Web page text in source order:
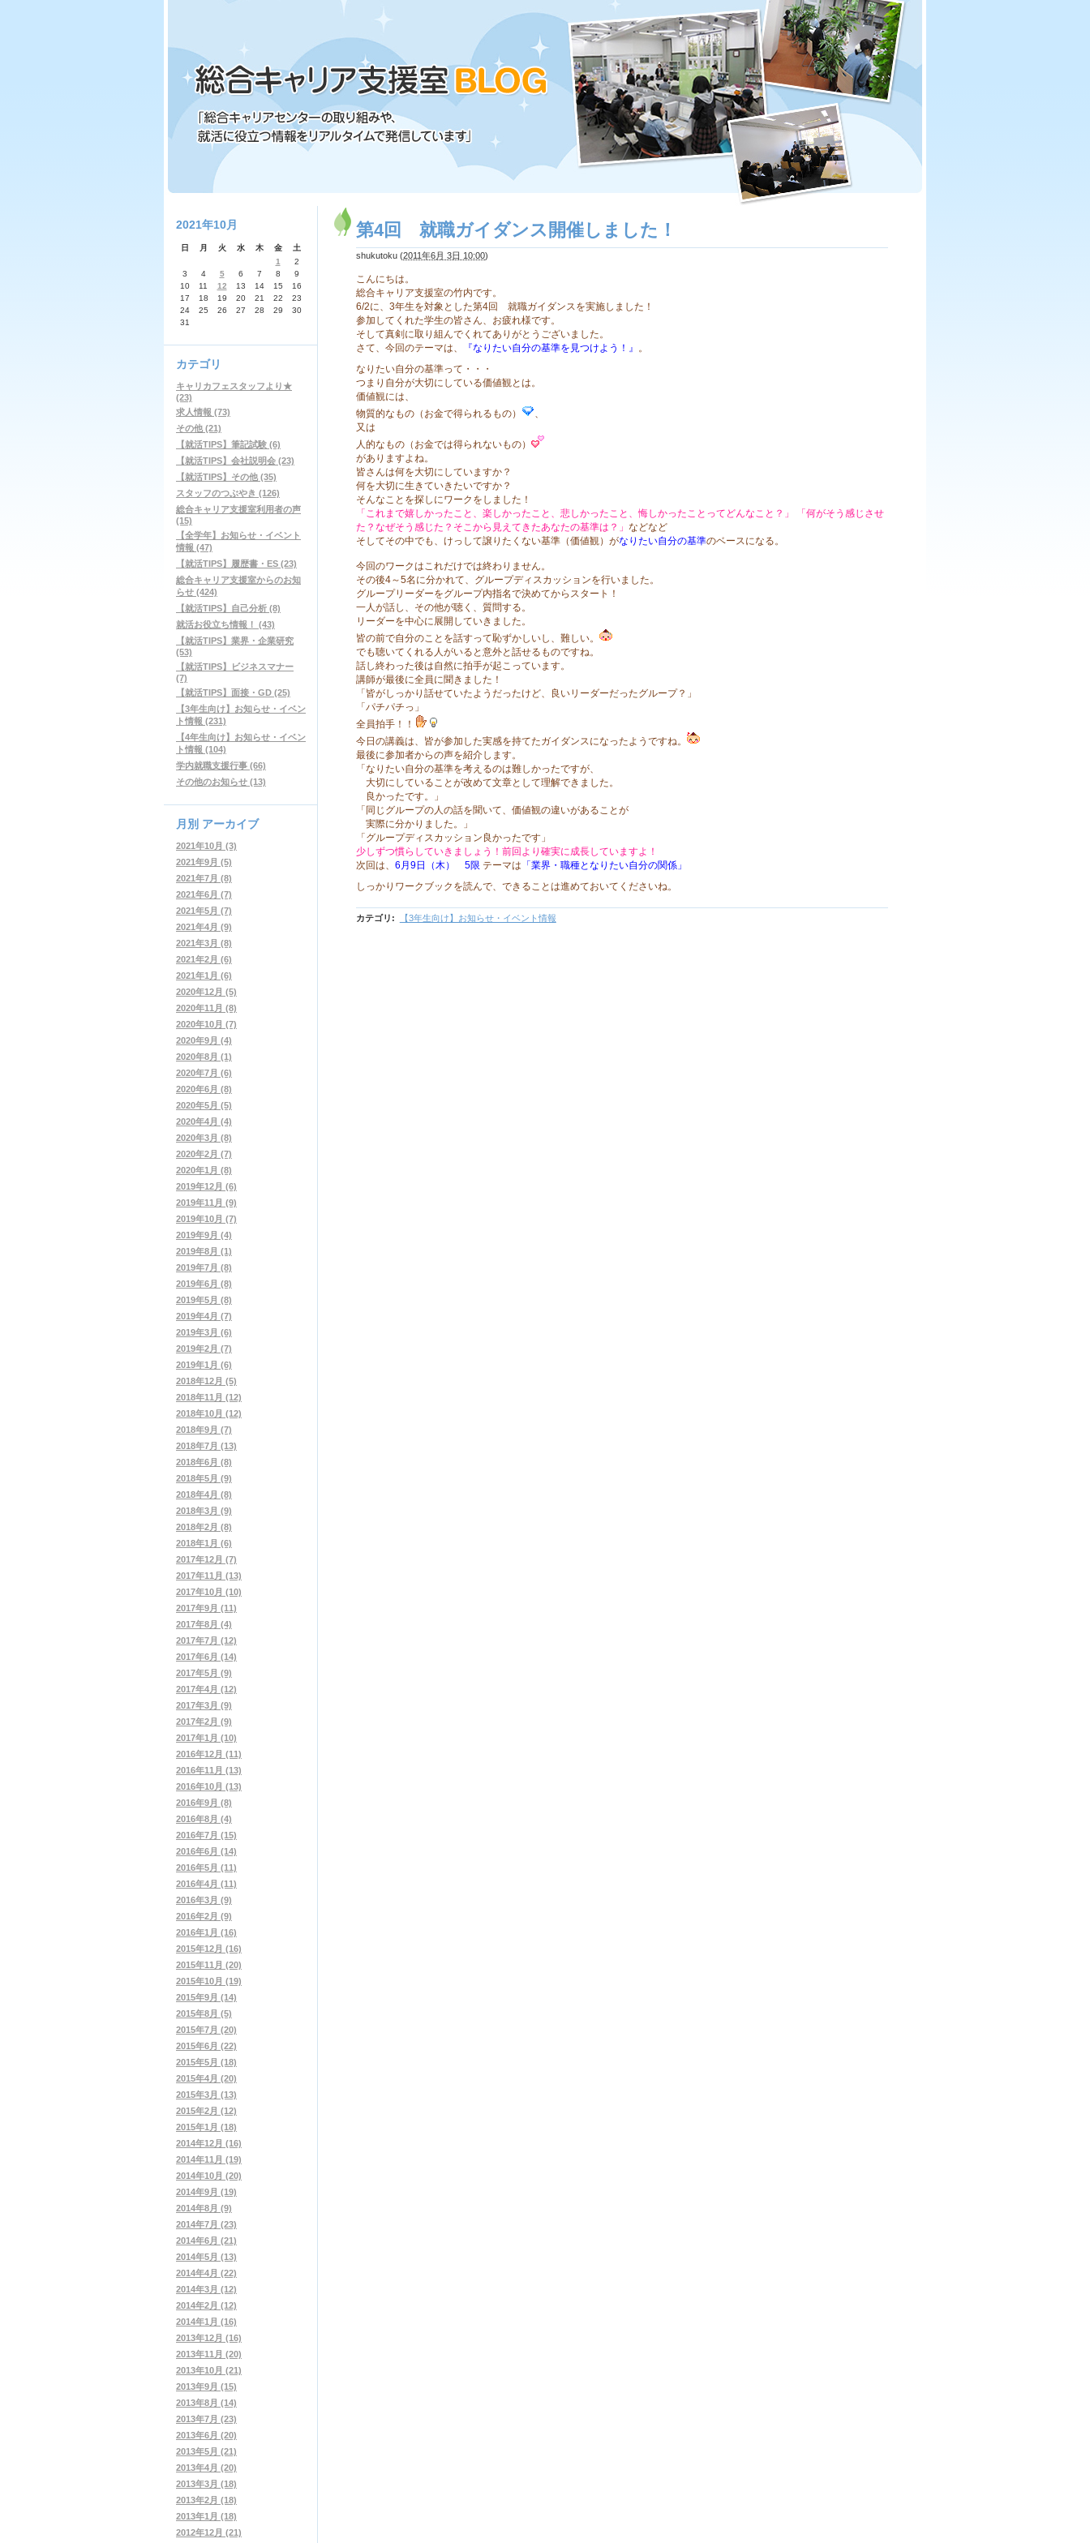
第4回 就職ガイダンス開催しました！
shukutoku (2011年6月 3日 10:00)
こんにちは。
総合キャリア支援室の竹内です。
6/2に、 3年生を対象とした第4回 就職ガイダンスを実施しました！
参加してくれた学生の皆さん、お疲れ様です。
そして真剣に取り組んでくれてありがとうございました。
さて、今回のテーマは、
『なりたい自分の基準を見つけよう！ 』
。
なりたい自分の基準って・・・
つまり自分が大切にしている価値観とは。
価値観には、
物質的なもの（お金で得られるもの）
、
又は
人的なもの（お金では得られないもの）
がありますよね。
皆さんは何を大切にしていますか？
何を大切に生きていきたいですか？
そんなことを探しにワークをしました！
「これまで嬉しかったこと、楽しかったこと、悲しかったこと、悔しかったことってどんなこと？」
「何がそう感じさせ
た？なぜそう感じた？そこから見えてきたあなたの基準は？」 などなど
そしてその中でも、けっして譲りたくない基準（価値観）がなりたい自分の基準のベースになる。
今回のワークはこれだけでは終わりません。
その後4～5名に分かれて、グループディスカッションを行いました。
グループリーダーをグループ内指名で決めてからスタート！
一人が話し、その他が聴く、質問する。
リーダーを中心に展開していきました。
皆の前で自分のことを話すって恥ずかしいし、難しい。
でも聴いてくれる人がいると意外と話せるものですね。
話し終わった後は自然に拍手が起こっています。
講師が最後に全員に聞きました！
「皆がしっかり話せていたようだったけど、良いリーダーだったグループ？」
「パチパチっ」
全員拍手！！
今日の講義は、皆が参加した実感を持てたガイダンスになったようですね。
最後に参加者からの声を紹介します。
「なりたい自分の基準を考えるのは難しかったですが、
大切にしていることが改めて文章として理解できました。
良かったです。」
「同じグループの人の話を聞いて、価値観の違いがあることが
実際に分かりました。
」
「グループディスカッション良かったです」
少しずつ慣らしていきましょう！前回より確実に成長していますよ！
次回は、 6 月9日（木） 5限 テーマは 「業界・職種となりたい自分の関係 」
しっかりワークブックを読んで、できることは進めておいてくださいね。
カテゴリ : 【3年生向け】お知らせ・イベント情報
2021年10月
日 月 火 水 木 金
土
1
2
3
4 5 6 7 8
9
10
11 12 13 14 15
16
17
18 19 20 21 22
23
24
25 26 27 28 29
30
31
カテゴリ
キャリカフェスタッフより★
(23)
求人情報 (73)
その他 (21)
【就活TIPS】筆記試験 (6)
【就活TIPS】会社説明会 (23)
【就活TIPS】その他 (35)
スタッフのつぶやき (126)
総合キャリア支援室利用者の声
(15)
【全学年】お知らせ・イベント
情報 (47)
【就活TIPS】履歴書・ES (23)
総合キャリア支援室からのお知
らせ (424)
【就活TIPS】自己分析 (8)
就活お役立ち情報！ (43)
【就活TIPS】業界・企業研究
(53)
【就活TIPS】ビジネスマナー
(7)
【就活TIPS】面接・GD (25)
【3年生向け】お知らせ・イベン
ト情報 (231)
【4年生向け】お知らせ・イベン
ト情報 (104)
学内就職支援行事 (66)
その他のお知らせ (13)
月別 アーカイブ
2021年10月 (3)
2021年9月 (5)
2021年7月 (8)
2021年6月 (7)
2021年5月 (7)
2021年4月 (9)
2021年3月 (8)
2021年2月 (6)
2021年1月 (6)
2020年12月 (5)
2020年11月 (8)
2020年10月 (7)
2020年9月 (4)
2020年8月 (1)
2020年7月 (6)
2020年6月 (8)
2020年5月 (5)
2020年4月 (4)
2020年3月 (8)
2020年2月 (7)
2020年1月 (8)
2019年12月 (6)
2019年11月 (9)
2019年10月 (7)
2019年9月 (4)
2019年8月 (1)
2019年7月 (8)
2019年6月 (8)
2019年5月 (8)
2019年4月 (7)
2019年3月 (6)
2019年2月 (7)
2019年1月 (6)
2018年12月 (5)
2018年11月 (12)
2018年10月 (12)
2018年9月 (7)
2018年7月 (13)
2018年6月 (8)
2018年5月 (9)
2018年4月 (8)
2018年3月 (9)
2018年2月 (8)
2018年1月 (6)
2017年12月 (7)
2017年11月 (13)
2017年10月 (10)
2017年9月 (11)
2017年8月 (4)
2017年7月 (12)
2017年6月 (14)
2017年5月 (9)
2017年4月 (12)
2017年3月 (9)
2017年2月 (9)
2017年1月 (10)
2016年12月 (11)
2016年11月 (13)
2016年10月 (13)
2016年9月 (8)
2016年8月 (4)
2016年7月 (15)
2016年6月 (14)
2016年5月 (11)
2016年4月 (11)
2016年3月 (9)
2016年2月 (9)
2016年1月 (16)
2015年12月 (16)
2015年11月 (20)
2015年10月 (19)
2015年9月 (14)
2015年8月 (5)
2015年7月 (20)
2015年6月 (22)
2015年5月 (18)
2015年4月 (20)
2015年3月 (13)
2015年2月 (12)
2015年1月 (18)
2014年12月 (16)
2014年11月 (19)
2014年10月 (20)
2014年9月 (19)
2014年8月 (9)
2014年7月 (23)
2014年6月 (21)
2014年5月 (13)
2014年4月 (22)
2014年3月 (12)
2014年2月 (12)
2014年1月 (16)
2013年12月 (16)
2013年11月 (20)
2013年10月 (21)
2013年9月 (15)
2013年8月 (14)
2013年7月 (23)
2013年6月 (20)
2013年5月 (21)
2013年4月 (20)
2013年3月 (18)
2013年2月 (18)
2013年1月 (18)
2012年12月 (21)